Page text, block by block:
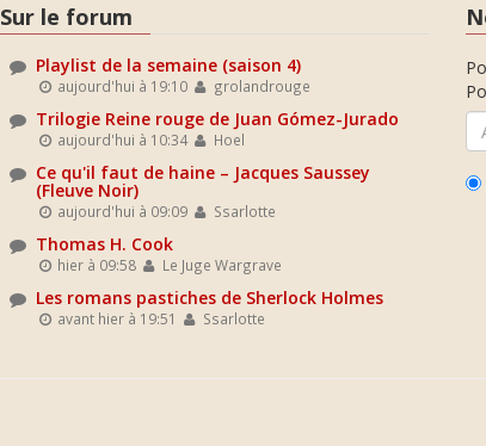
Sur le forum
Playlist de la semaine (saison 4)
aujourd'hui à 19:10 grolandrouge
Trilogie Reine rouge de Juan Gómez-Jurado
aujourd'hui à 10:34 Hoel
Ce qu'il faut de haine – Jacques Saussey
(Fleuve Noir)
aujourd'hui à 09:09 Ssarlotte
Thomas H. Cook
hier à 09:58 Le Juge Wargrave
Les romans pastiches de Sherlock Holmes
avant hier à 19:51 Ssarlotte